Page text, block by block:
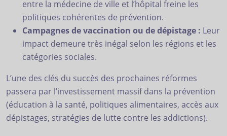
entre la médecine de ville et l’hôpital freine les
politiques cohérentes de prévention.
Campagnes de vaccination ou de dépistage : Leur
impact demeure très inégal selon les régions et les
catégories sociales.
L’une des clés du succès des prochaines réformes
passera par l’investissement massif dans la prévention
(éducation à la santé, politiques alimentaires, accès aux
dépistages, stratégies de lutte contre les addictions).